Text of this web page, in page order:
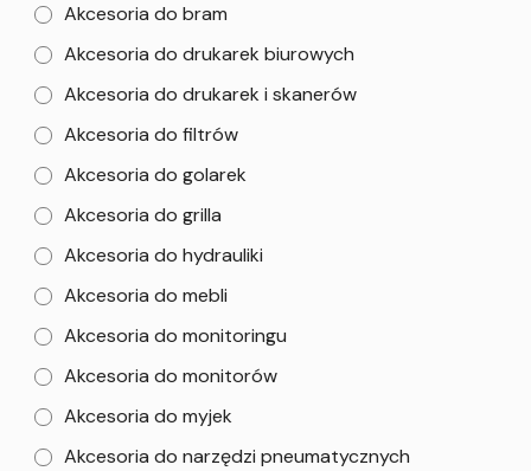
Akcesoria do bram
Akcesoria do drukarek biurowych
Akcesoria do drukarek i skanerów
Akcesoria do filtrów
Akcesoria do golarek
Akcesoria do grilla
Akcesoria do hydrauliki
Akcesoria do mebli
Akcesoria do monitoringu
Akcesoria do monitorów
Akcesoria do myjek
Akcesoria do narzędzi pneumatycznych